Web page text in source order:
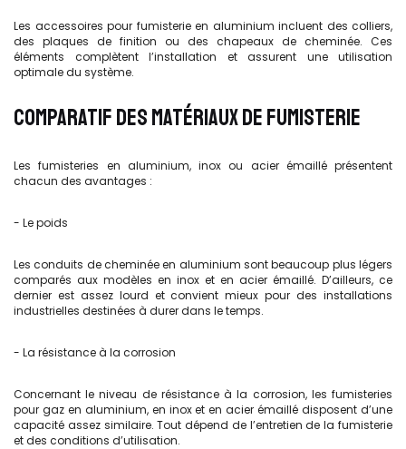
Les accessoires pour fumisterie en aluminium incluent des colliers,
des plaques de finition ou des chapeaux de cheminée. Ces
éléments complètent l’installation et assurent une utilisation
optimale du système.
COMPARATIF DES MATÉRIAUX DE FUMISTERIE
Les fumisteries en aluminium, inox ou acier émaillé présentent
chacun des avantages :
- Le poids
Les conduits de cheminée en aluminium sont beaucoup plus légers
comparés aux modèles en inox et en acier émaillé. D’ailleurs, ce
dernier est assez lourd et convient mieux pour des installations
industrielles destinées à durer dans le temps.
- La résistance à la corrosion
Concernant le niveau de résistance à la corrosion, les fumisteries
pour gaz en aluminium, en inox et en acier émaillé disposent d’une
capacité assez similaire. Tout dépend de l’entretien de la fumisterie
et des conditions d’utilisation.